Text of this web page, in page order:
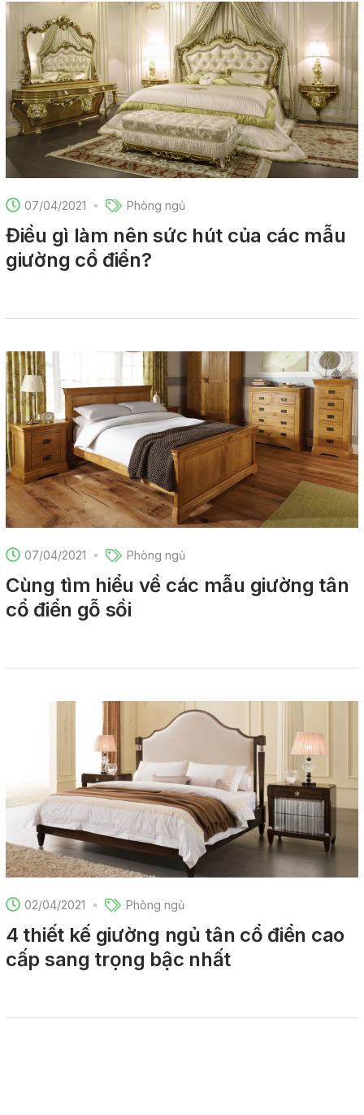
07/04/2021 Phòng ngủ
Điều gì làm nên sức hút của các mẫu
giường cổ điển?
07/04/2021 Phòng ngủ
Cùng tìm hiểu về các mẫu giường tân
cổ điển gỗ sồi
02/04/2021 Phòng ngủ
4 thiết kế giường ngủ tân cổ điển cao
cấp sang trọng bậc nhất